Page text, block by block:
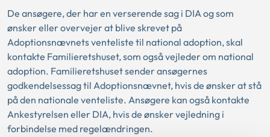
De ansøgere, der har en verserende sag i DIA og som
ønsker eller overvejer at blive skrevet på
Adoptionsnævnets venteliste til national adoption, skal
kontakte Familieretshuset, som også vejleder om national
adoption. Familieretshuset sender ansøgernes
godkendelsessag til Adoptionsnævnet, hvis de ønsker at stå
på den nationale venteliste. Ansøgere kan også kontakte
Ankestyrelsen eller DIA, hvis de ønsker vejledning i
forbindelse med regelændringen.